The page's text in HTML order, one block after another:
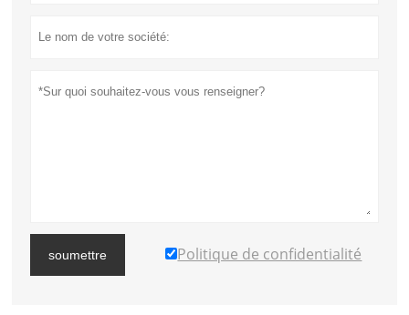
soumettre Politique de confidentialité